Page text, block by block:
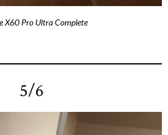
X60 Pro Ultra Complete
5/6